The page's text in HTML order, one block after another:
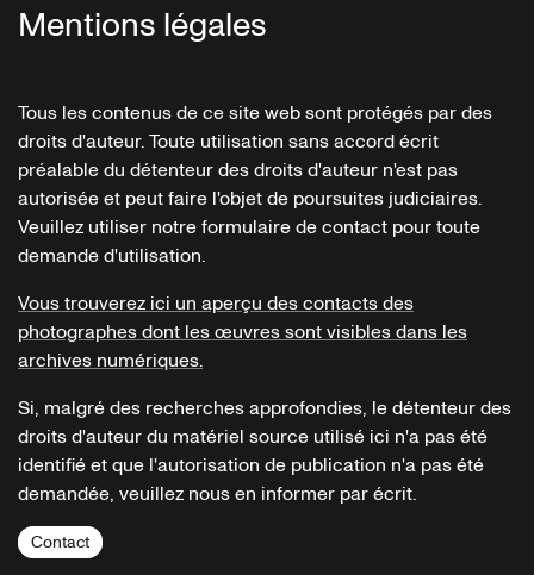
Mentions légales
Tous les contenus de ce site web sont protégés par des
droits d'auteur. Toute utilisation sans accord écrit
préalable du détenteur des droits d'auteur n'est pas
autorisée et peut faire l'objet de poursuites judiciaires.
Veuillez utiliser notre formulaire de contact pour toute
demande d'utilisation.
Vous trouverez ici un aperçu des contacts des
photographes dont les œuvres sont visibles dans les
archives numériques.
Si, malgré des recherches approfondies, le détenteur des
droits d'auteur du matériel source utilisé ici n'a pas été
identifié et que l'autorisation de publication n'a pas été
demandée, veuillez nous en informer par écrit.
Contact